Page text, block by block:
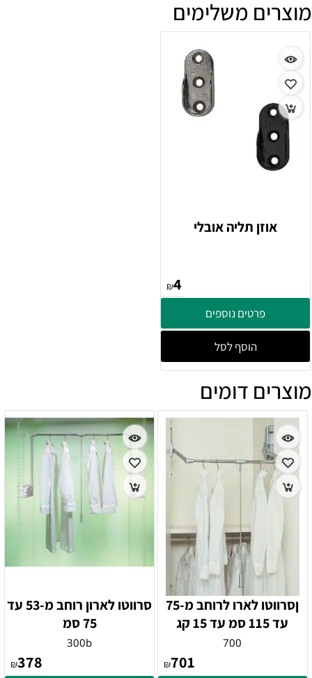
מוצרים משלימים
אוזן תליה אובלי
₪4
פרטים נוספים
הוסף לסל
מוצרים דומים
ןסרווטו לארו לרוחב מ-75
עד 115 סמ עד 15 קג
700
₪701
סרווטו לארון רוחב מ-53 עד
75 סמ
300b
₪378